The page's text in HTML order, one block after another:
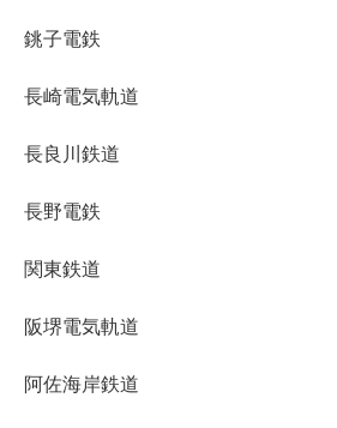
銚子電鉄
長崎電気軌道
長良川鉄道
長野電鉄
関東鉄道
阪堺電気軌道
阿佐海岸鉄道